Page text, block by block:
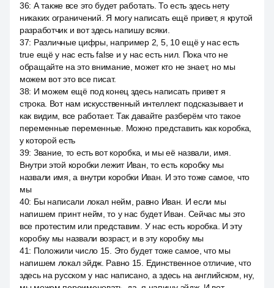
36: А также все это будет работать. То есть здесь нету
никаких ограничений. Я могу написать ещё привет, я крутой
разработчик и вот здесь напишу всяки.
37: Различные цифры, например 2, 5, 10 ещё у нас есть
true ещё у нас есть false и у нас есть нил. Пока что не
обращайте на это внимание, может кто не знает, но мы
можем вот это все писат.
38: И можем ещё под конец здесь написать привет я
строка. Вот нам искусственный интеллект подсказывает и
как видим, все работает. Так давайте разберём что такое
переменные переменные. Можно представить как коробка,
у которой есть
39: Звание, то есть вот коробка, и мы её назвали, имя.
Внутри этой коробки лежит Иван, то есть коробку мы
назвали имя, а внутри коробки Иван. И это тоже самое, что
мы
40: Бы написали локал нейм, равно Иван. И если мы
напишем принт нейм, то у нас будет Иван. Сейчас мы это
все протестим или представим. У нас есть коробка. И эту
коробку мы назвали возраст, и в эту коробку мы
41: Положили число 15. Это будет тоже самое, что мы
напишем локал эйдж. Равно 15. Единственное отличие, что
здесь на русском у нас написано, а здесь на английском, ну,